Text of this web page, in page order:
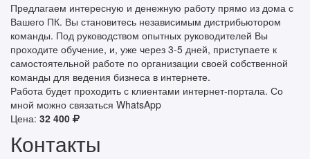
Предлагаем интересную и денежную работу прямо из дома с
Вашего ПК. Вы становитесь независимым дистрибьютором
команды. Под руководством опытных руководителей Вы
проходите обучение, и, уже через 3-5 дней, приступаете к
самостоятельной работе по организации своей собственной
команды для ведения бизнеса в интернете.
Работа будет проходить с клиентами интернет-портала. Со
мной можно связаться WhatsApp
Цена: 32 400
Контакты